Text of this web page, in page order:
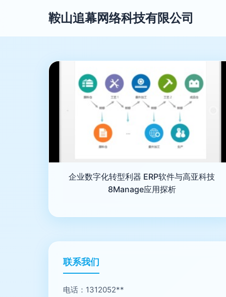
鞍山追幕网络科技有限公司
企业数字化转型利器 ERP软件与高亚科技
8Manage应用探析
联系我们
电话：1312052**